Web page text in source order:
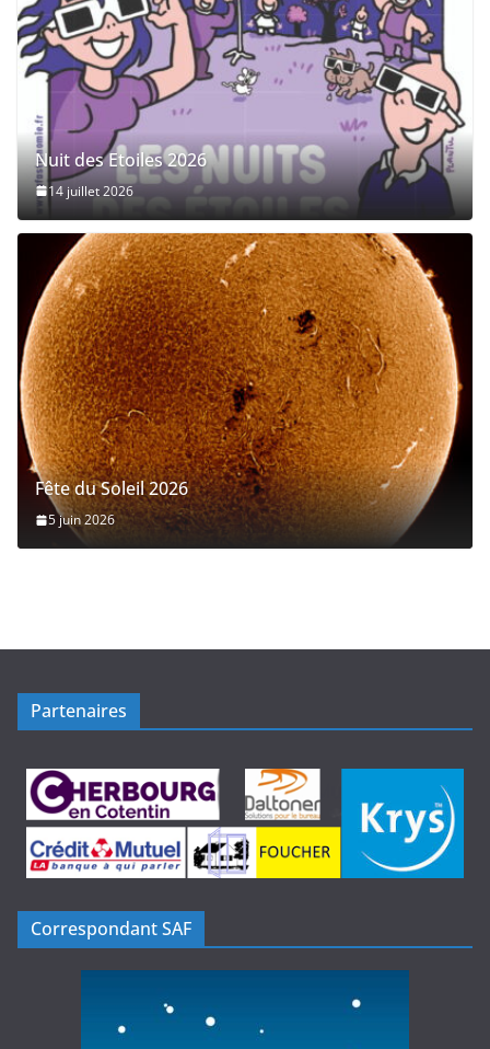
Nuit des Etoiles 2026
14 juillet 2026
Fête du Soleil 2026
5 juin 2026
Partenaires
Correspondant SAF